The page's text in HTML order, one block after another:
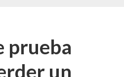
prueba
un